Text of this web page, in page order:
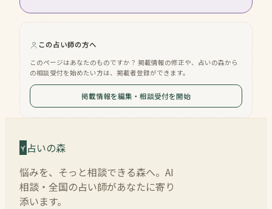
この占い師の方へ
このページはあなたのものですか？ 掲載情報の修正や、占いの森から
の相談受付を始めたい方は、掲載者登録ができます。
掲載情報を編集・相談受付を開始
占いの森
悩みを、そっと相談できる森へ。AI
相談・全国の占い師があなたに寄り
添います。